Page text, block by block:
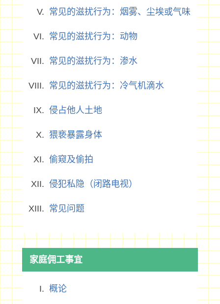
常见的滋扰行为：烟雾、尘埃或气味
常见的滋扰行为：动物
常见的滋扰行为：渗水
常见的滋扰行为：冷气机滴水
侵占他人土地
猥亵暴露身体
偷窥及偷拍
侵犯私隐（闭路电视）
常见问题
家庭佣工事宜
概论